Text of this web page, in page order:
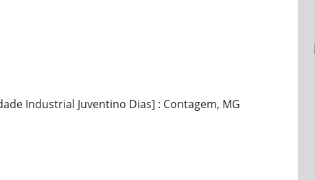
Industrial Juventino Dias] : Contagem, MG